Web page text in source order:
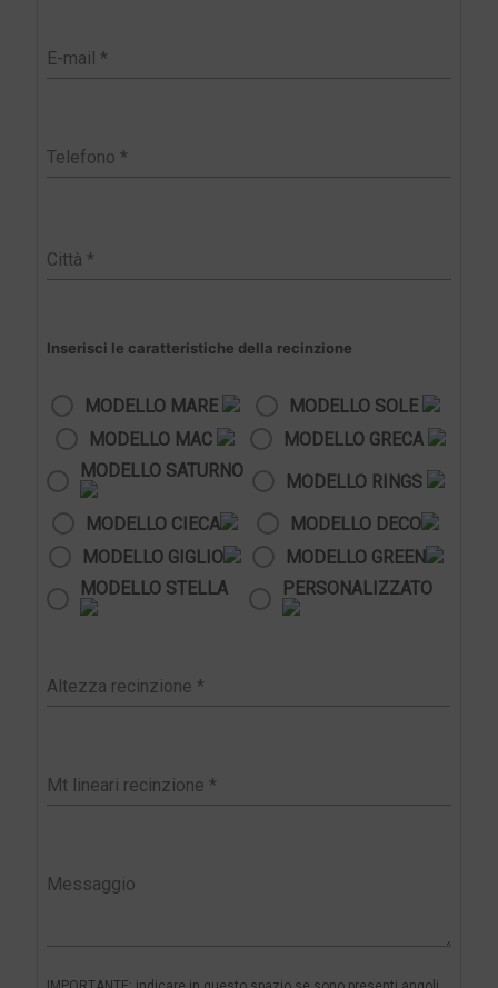
Inserisci le caratteristiche della recinzione
MODELLO MARE
MODELLO SOLE
MODELLO MAC
MODELLO GRECA
MODELLO SATURNO
MODELLO RINGS
MODELLO CIECA
MODELLO DECO
MODELLO GIGLIO
MODELLO GREEN
MODELLO STELLA
PERSONALIZZATO